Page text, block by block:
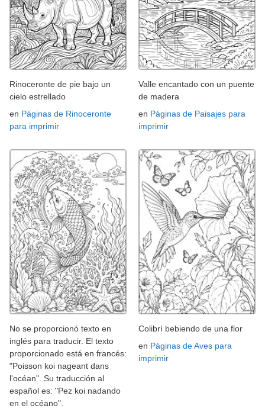
Rinoceronte de pie bajo un
cielo estrellado
en Páginas de Rinoceronte
para imprimir
Valle encantado con un puente
de madera
en Páginas de Paisajes para
imprimir
No se proporcionó texto en
inglés para traducir. El texto
proporcionado está en francés:
"Poisson koi nageant dans
l'océan". Su traducción al
español es: "Pez koi nadando
en el océano".
Colibrí bebiendo de una flor
en Páginas de Aves para
imprimir